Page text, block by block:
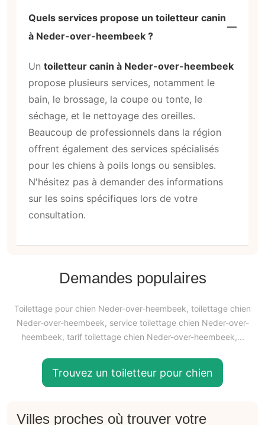
Quels services propose un toiletteur canin
à Neder-over-heembeek ?
Un toiletteur canin à Neder-over-heembeek
propose plusieurs services, notamment le
bain, le brossage, la coupe ou tonte, le
séchage, et le nettoyage des oreilles.
Beaucoup de professionnels dans la région
offrent également des services spécialisés
pour les chiens à poils longs ou sensibles.
N'hésitez pas à demander des informations
sur les soins spécifiques lors de votre
consultation.
Demandes populaires
Toilettage pour chien Neder-over-heembeek, toilettage chien
Neder-over-heembeek, service toilettage chien Neder-over-
heembeek, tarif toilettage chien Neder-over-heembeek,...
Trouvez un toiletteur pour chien
Villes proches où trouver votre